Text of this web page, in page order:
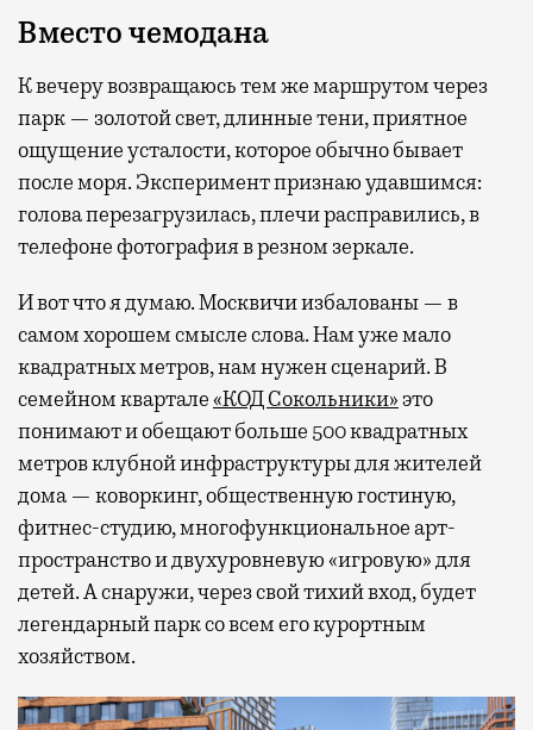
Вместо чемодана
К вечеру возвращаюсь тем же маршрутом через
парк — золотой свет, длинные тени, приятное
ощущение усталости, которое обычно бывает
после моря. Эксперимент признаю удавшимся:
голова перезагрузилась, плечи расправились, в
телефоне фотография в резном зеркале.
И вот что я думаю. Москвичи избалованы — в
самом хорошем смысле слова. Нам уже мало
квадратных метров, нам нужен сценарий. В
семейном квартале«КОД Сокольники»это
понимают и обещают больше 500 квадратных
метров клубной инфраструктуры для жителей
дома — коворкинг, общественную гостиную,
фитнес-студию, многофункциональное арт-
пространство и двухуровневую «игровую» для
детей. А снаружи, через свой тихий вход, будет
легендарный парк со всем его курортным
хозяйством.